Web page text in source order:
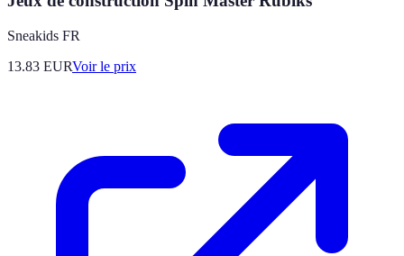
Sneakids FR
13.83 EURVoir le prix